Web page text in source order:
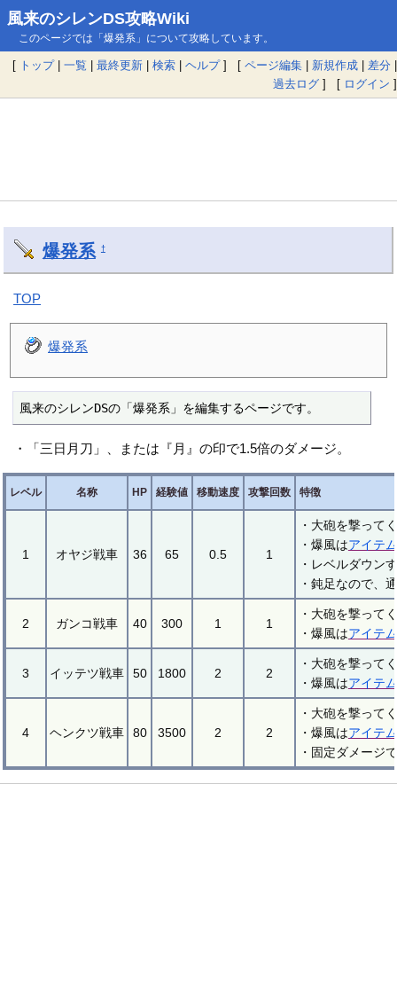
風来のシレンDS攻略Wiki
このページでは「爆発系」について攻略しています。
[ トップ| 一覧 | 最終更新 | 検索 | ヘルプ] [ ページ編集 | 新規作成 | 差分 |
過去ログ ] [ ログイン ]
爆発系 †
TOP
爆発系
風来のシレンDSの「爆発系」を編集するページです。
・「三日月刀」、または『月』の印で1.5倍のダメージ。
レベル 名称 HP 経験値 移動速度 攻撃回数 特徴
1 オヤジ戦車 36 65 0.5 1
・大砲を撃って
・爆風はアイテム
・レベルダウン
・鈍足なので、
2 ガンコ戦車 40 300 1 1
・大砲を撃って
・爆風はアイテム
3 イッテツ戦車 50 1800 2 2
・大砲を撃って
・爆風はアイテム
4 ヘンクツ戦車 80 3500 2 2
・大砲を撃って
・爆風はアイテム
・固定ダメージ